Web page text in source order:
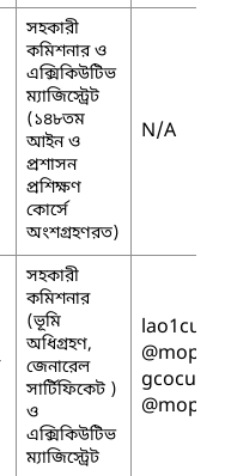
সহকারী
কমিশনার ও
এক্সিকিউটিভ
ম্যাজিস্ট্রেট
(১৪৮তম
আইন ও
প্রশাসন
প্রশিক্ষণ
কোর্সে
অংশগ্রহণরত)
N/A
সহকারী
কমিশনার
(ভূমি
অধিগ্রহণ,
জেনারেল
সার্টিফিকেট )
ও
এক্সিকিউটিভ
ম্যাজিস্ট্রেট